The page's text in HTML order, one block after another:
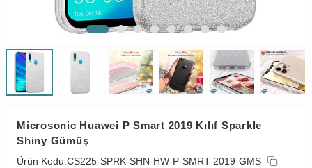
Microsonic Huawei P Smart 2019 Kılıf Sparkle
Shiny Gümüş
Ürün Kodu:CS225-SPRK-SHN-HW-P-SMRT-2019-GMS